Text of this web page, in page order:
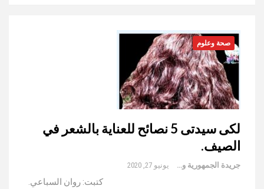
صحة وعلوم
لكى سيدتى 5 نصائح للعناية بالشعر في
الصيف.
جريدة الجمهورية والعالم يونيو 27, 2020
كتبت: روان السباعي.